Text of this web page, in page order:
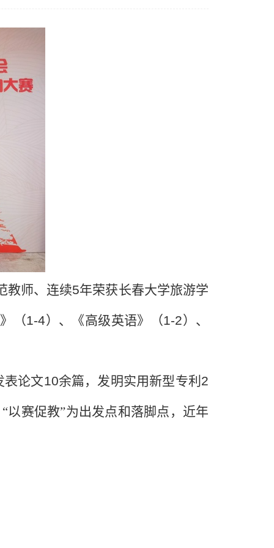
教师、连续5年荣获长春大学旅游学
（1-4）、《高级英语》（1-2）、
表论文10余篇，发明实用新型专利 2
以赛促教”为出发点和落脚点，近年